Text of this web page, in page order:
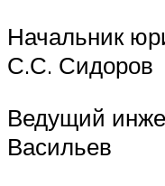
Начальник
С.С. Сидоров
Ведущий
Васильев